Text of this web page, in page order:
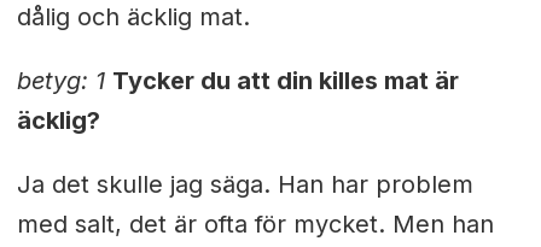
dålig och äcklig mat.
betyg: 1 Tycker du att din killes mat är
äcklig?
Ja det skulle jag säga. Han har problem
med salt, det är ofta för mycket. Men han